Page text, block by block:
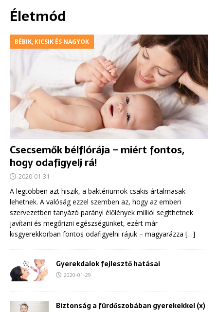
Életmód
BÉBIK, KICSIK ÉS NAGYOK
Csecsemők bélflórája – miért fontos,
hogy odafigyelj rá!
2020-01-31
A legtöbben azt hiszik, a baktériumok csakis ártalmasak
lehetnek. A valóság ezzel szemben az, hogy az emberi
szervezetben tanyázó parányi élőlények milliói segíthetnek
javítani és megőrizni egészségünket, ezért már
kisgyerekkorban fontos odafigyelni rájuk – magyarázza […]
Gyerekdalok fejlesztő hatásai
2020-01-29
Biztonság a fürdőszobában gyerekekkel (x)